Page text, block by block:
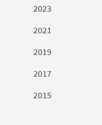
2023
2021
2019
2017
2015